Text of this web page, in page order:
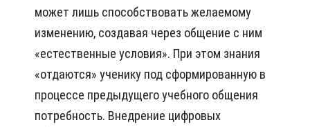
может лишь способствовать желаемому
изменению, создавая через общение с ним
«естественные условия». При этом знания
«отдаются» ученику под сформированную в
процессе предыдущего учебного общения
потребность. Внедрение цифровых